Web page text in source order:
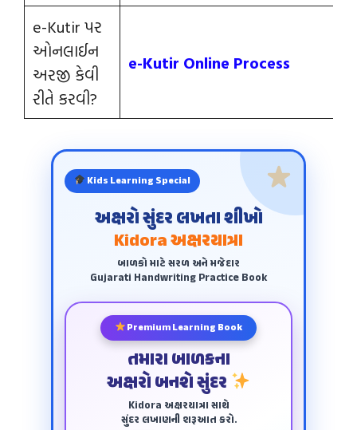
e-Kutir પર
ઓનલાઈન
અરજી કેવી
રીતે કરવી?
e-Kutir Online Process
Kids Learning Special
અક્ષરો સુંદર લખતા શીખો
Kidora અક્ષરયાત્રા
બાળકો માટે સરળ અને મજેદાર
Gujarati Handwriting Practice Book
Premium Learning Book
તમારા બાળકના
અક્ષરો બનશે સુંદર
Kidora અક્ષરયાત્રા સાથે
સુંદર લખાણની શરૂઆત કરો.